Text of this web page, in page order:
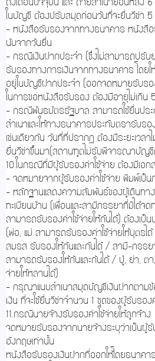
ถึงเดือนปัจจุบัน และ ถ่ายสำเนาย้อนหลัง
ในบัญชี ต้องปรับสมุดก่อนวันที่จะยื่นวีซ่า 5
- หนังสือรับรองจากทางธนาคาร หนังสือ
นับจากวันยื่น
- กรณีเงินฝากประจำ (ซึ่งไม่สามารถปรับ
รับรองทางการเงินจากทางธนาคาร โดย
อยู่ในบัญชีฝากประจำ (ออกจดหมายรับรอ
ในการขอหนังสือรับรอง ต้องมีอายุไม่เกิน
- กรณีพันธบัตรรัฐบาล สามารถใช้ยื่นประ
สำเนาและให้ทางธนาคารประทับตรารับร
เช่นเดียวกัน วันที่ที่ปรากฏ ต้องมีระยะเวล
ยื่นวีซ่าขึ้นมา(สถานฑูตไม่รับพิจารณาบัญชี
10.ในกรณีที่มีผู้รับรองค่าใช้จ่าย ต้องมีเอก
- จดหมายจากผู้รับรองค่าใช้จ่าย พิมพ์เป็น
- หลักฐานแสดงความสัมพันธ์ของผู้เดินทา
ทะเบียนบ้าน (เพื่อนและสามีภรรยาที่มิได้จด
สามารถรับรองค่าใช้จ่ายให้กันได้) ต้องเป็
(พ่อ, แม่ สามารถรับรองค่าใช้จ่ายให้บุตร
สมรส รับรองให้กันและกันได้ / สามี-ภรรย
สามารถรับรองให้กันและกันได้ / ปู่, ย่า, ต
จ่ายให้หลานได้)
- กรุณาแนบสำเนาสมุดบัญชีเงินฝากตาม
เงิน ที่จะใช้ยื่นวีซ่าจำนวน 1 ชุดของผู้รับรอง
11.กรณีนายจ้างรับรองค่าใช้จ่ายให้ลูกจ้าง
จดหมายรับรองจากนายจ้างระบุว่าเป็นผู้รั
อังกฤษเท่านั้น
หนังสือรับรองเงินฝากที่ออกให้โดยธนาค